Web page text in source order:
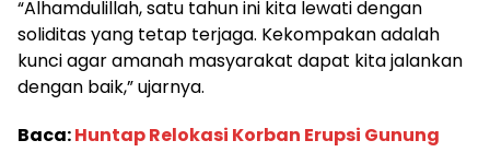
“Alhamdulillah, satu tahun ini kita lewati dengan
soliditas yang tetap terjaga. Kekompakan adalah
kunci agar amanah masyarakat dapat kita jalankan
dengan baik,” ujarnya.
Baca:Huntap Relokasi Korban Erupsi Gunung